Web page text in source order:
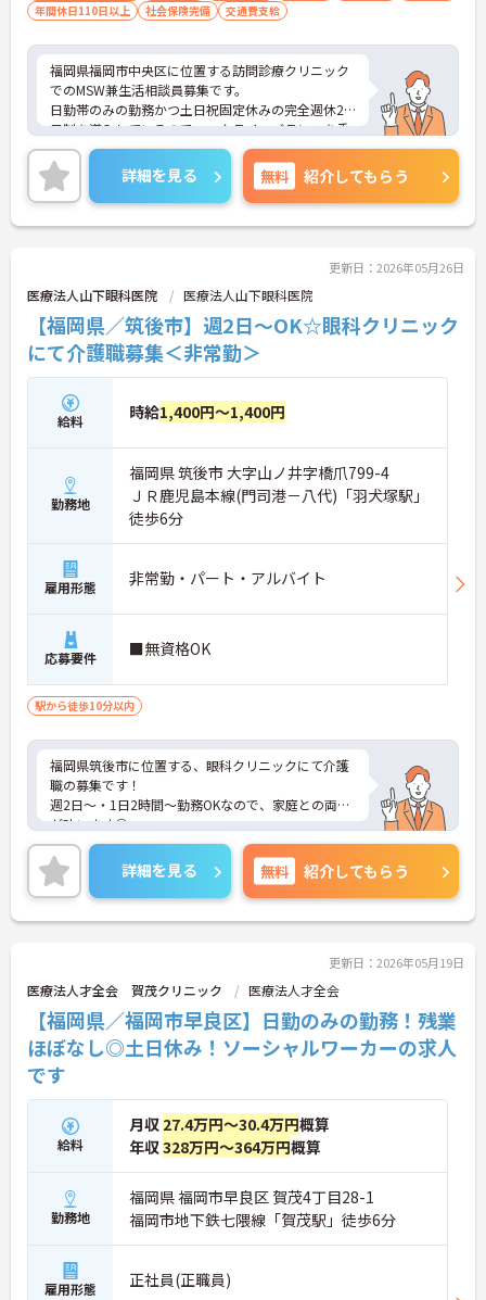
年間休日110日以上 社会保険完備 交通費支給
福岡県福岡市中央区に位置する訪問診療クリニック
でのMSW兼生活相談員募集です。
日勤帯のみの勤務かつ土日祝固定休みの完全週休2
日制を導入しているのでワークライフバランスを重
視している方におすすめの求人です♪
ご興味のある方はご面接のポイントお伝えしますの
でご気軽にお問合せください。
詳細を見る 無料 紹介してもらう
更新日：2026年05月26日
医療法人山下眼科医院 医療法人山下眼科医院
【福岡県／筑後市】週2日～OK☆眼科クリニック
にて介護職募集＜非常勤＞
給料 時給1,400円～1,400円
勤務地
福岡県 筑後市 大字山ノ井字橋爪799-4
ＪＲ鹿児島本線(門司港－八代)「羽犬塚駅」
徒歩6分
雇用形態 非常勤・パート・アルバイト
応募要件 ■無資格OK
駅から徒歩10分以内
福岡県筑後市に位置する、眼科クリニックにて介護
職の募集です！
週2日～・1日2時間～勤務OKなので、家庭との両立
が叶います◎
また、駅から徒歩6分の立地なので、通勤らくらく
です♪
ご興味のある方には、面接対策ポイントなど、さら
に詳細をご案内しますのでお気軽にご相談くださ
い！
詳細を見る 無料 紹介してもらう
更新日：2026年05月19日
医療法人才全会 賀茂クリニック 医療法人才全会
【福岡県／福岡市早良区】日勤のみの勤務！残業
ほぼなし◎土日休み！ソーシャルワーカーの求人
です
給料
月収 27.4万円～30.4万円概算
年収328万円～364万円概算
勤務地
福岡県 福岡市早良区 賀茂4丁目28-1
福岡市地下鉄七隈線「賀茂駅」徒歩6分
雇用形態 正社員(正職員)